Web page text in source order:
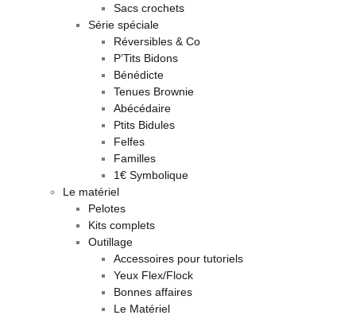
Sacs crochets
Série spéciale
Réversibles & Co
P’Tits Bidons
Bénédicte
Tenues Brownie
Abécédaire
Ptits Bidules
Felfes
Familles
1€ Symbolique
Le matériel
Pelotes
Kits complets
Outillage
Accessoires pour tutoriels
Yeux Flex/Flock
Bonnes affaires
Le Matériel